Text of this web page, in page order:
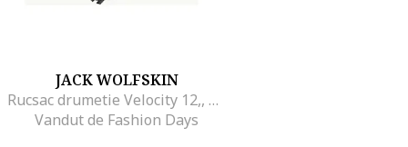
JACK WOLFSKIN
Rucsac drumetie Velocity 12,, Mint
Vandut de Fashion Days